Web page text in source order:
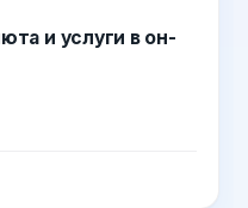
и услуги в он-